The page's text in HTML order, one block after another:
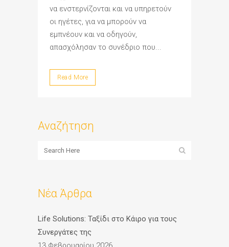
να ενστερνίζονται και να υπηρετούν
οι ηγέτες, για να μπορούν να
εμπνέουν και να οδηγούν,
απασχόλησαν το συνέδριο που...
Read More
Αναζήτηση
Νέα Άρθρα
Life Solutions: Ταξίδι στο Κάιρο για τους
Συνεργάτες της